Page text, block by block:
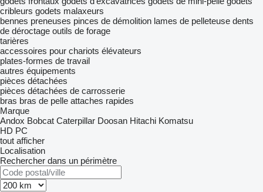
cribleurs godets malaxeurs
bennes preneuses pinces de démolition lames de pelleteuse dents
de déroctage outils de forage
tarières
accessoires pour chariots élévateurs
plates-formes de travail
autres équipements
pièces détachées
pièces détachées de carrosserie
bras bras de pelle attaches rapides
Marque
Andox Bobcat Caterpillar Doosan Hitachi Komatsu
HD PC
tout afficher
Localisation
Rechercher dans un périmètre